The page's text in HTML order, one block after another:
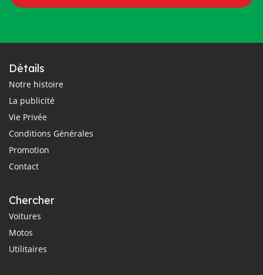
Détails
Notre histoire
La publicité
Vie Privée
Conditions Générales
Promotion
Contact
Chercher
Voitures
Motos
Utilitaires